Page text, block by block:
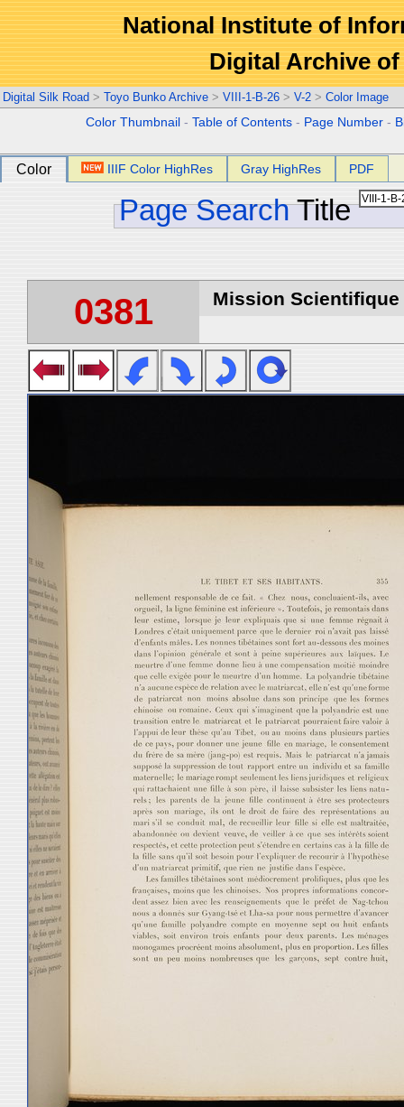
National Institute of
Digital Archive
Digital Silk Road > Toyo Bunko Archive > VIII-1-B-26 > V-2 > Color Image
Color Thumbnail -Table of Contents - Page Number -
Color IIIF Color HighRes Gray HighRes PDF
Page Search Title
0381 Mission Scientifique